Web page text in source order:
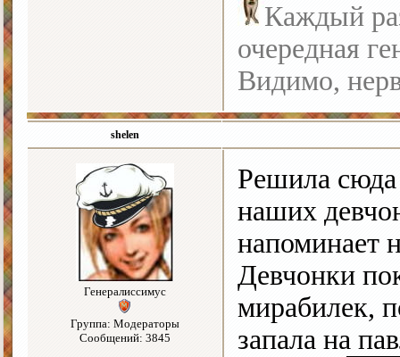
Каждый
очередная
Видимо,
shelen
Генералиссимус
Группа: Модераторы
Сообщений: 3845
Решила
наших
напоминает
Девчонки
мирабилек,
запала на